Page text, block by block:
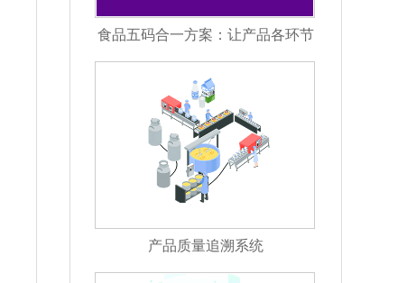
食品五码合一方案：让产品各环节
信息彼此关联
产品质量追溯系统